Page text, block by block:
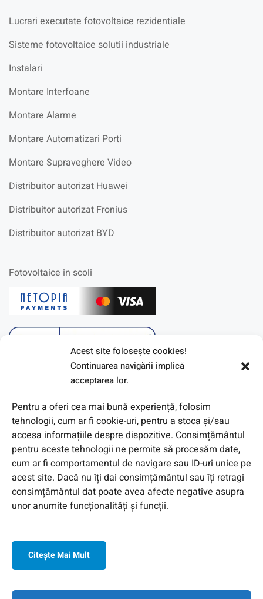
Acest site foloseşte cookies!
Continuarea navigării implică
acceptarea lor.
Pentru a oferi cea mai bună experiență, folosim
tehnologii, cum ar fi cookie-uri, pentru a stoca și/sau
accesa informațiile despre dispozitive. Consimțământul
pentru aceste tehnologii ne permite să procesăm date,
cum ar fi comportamentul de navigare sau ID-uri unice pe
acest site. Dacă nu îți dai consimțământul sau îți retragi
consimțământul dat poate avea afecte negative asupra
unor anumite funcționalități și funcții.
Citeşte Mai Mult
Lucrari executate fotovoltaice rezidentiale
Sisteme fotovoltaice solutii industriale
Instalari
Montare Interfoane
Montare Alarme
Montare Automatizari Porti
Montare Supraveghere Video
Distribuitor autorizat Huawei
Distribuitor autorizat Fronius
Distribuitor autorizat BYD
Fotovoltaice in scoli
© 2026 Toate Drepturile Rezervate de Genway Romania